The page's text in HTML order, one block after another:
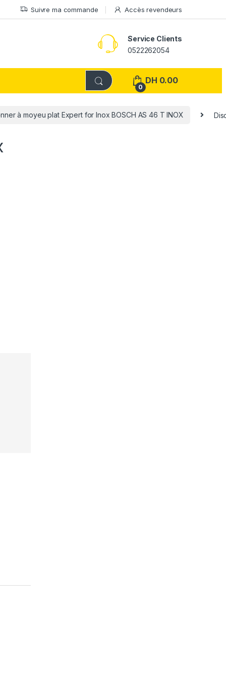
Suivre ma commande Accès revendeurs
Service Clients
0522262054
0
DH 0.00
à moyeu plat Expert for Inox BOSCH AS 46 T INOX